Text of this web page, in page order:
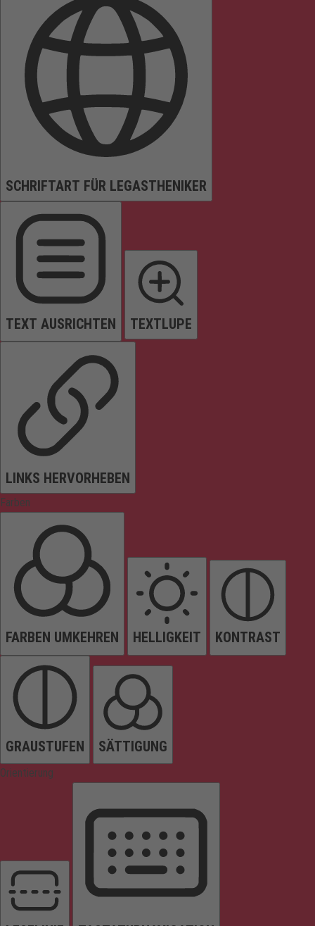
SCHRIFTART FÜR LEGASTHENIKER
TEXT AUSRICHTEN TEXTLUPE
LINKS HERVORHEBEN
Farben
FARBEN UMKEHREN HELLIGKEIT KONTRAST
GRAUSTUFEN SÄTTIGUNG
Orientierung